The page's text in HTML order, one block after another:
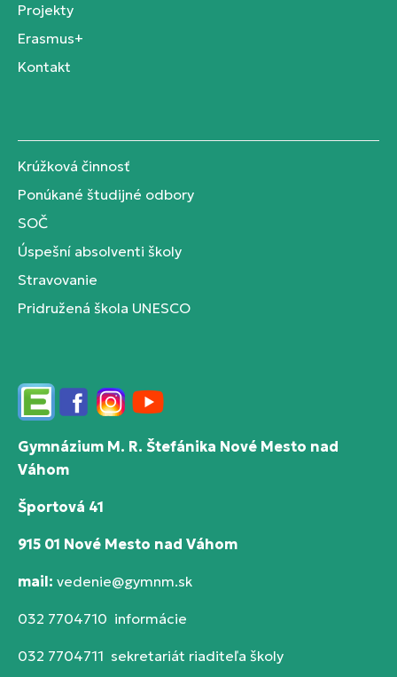
Projekty
Erasmus+
Kontakt
Krúžková činnosť
Ponúkané študijné odbory
SOČ
Úspešní absolventi školy
Stravovanie
Pridružená škola UNESCO
EdupageFacebookInstagram
YouTube
Gymnázium M. R. Štefánika Nové Mesto nad
Váhom
Športová 41
915 01 Nové Mesto nad Váhom
mail: vedenie@gymnm.sk
032 7704710 informácie
032 7704711 sekretariát riaditeľa školy